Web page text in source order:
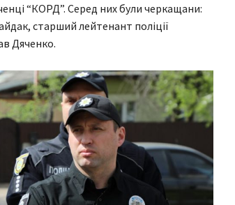
“КОРД”. Серед них були черкащани:
старший лейтенант поліції
Дяченко.